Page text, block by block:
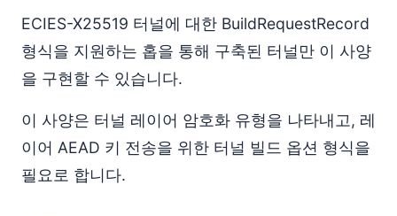
ECIES-X25519 터널에 대한 BuildRequestRecord
형식을 지원하는 홉을 통해 구축된 터널만 이 사양
을 구현할 수 있습니다.
이 사양은 터널 레이어 암호화 유형을 나타내고, 레
이어 AEAD 키 전송을 위한 터널 빌드 옵션 형식을
필요로 합니다.